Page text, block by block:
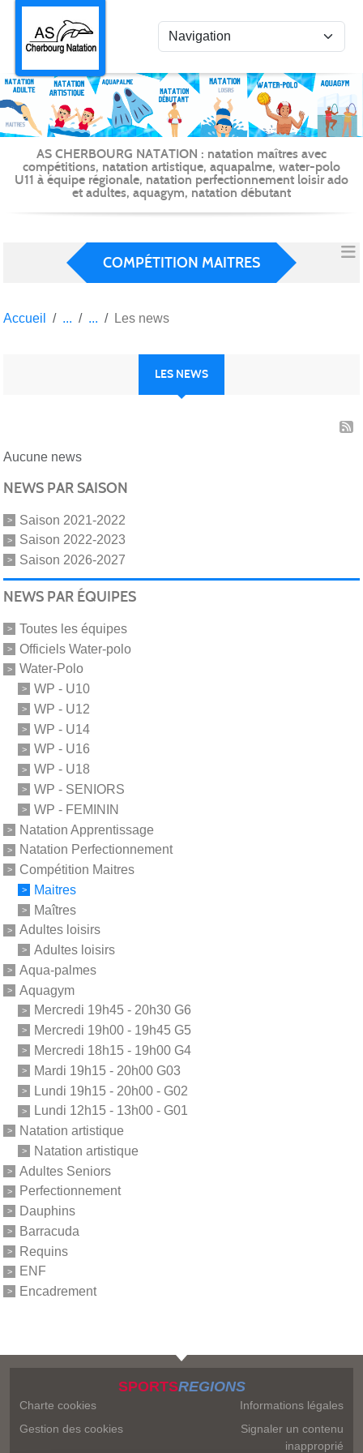
AS CHERBOURG NATATION : natation maîtres avec
compétitions, natation artistique, aquapalme, water-polo
U11 à équipe régionale, natation perfectionnement loisir ado
et adultes, aquagym, natation débutant
COMPÉTITION MAITRES
Accueil Les news
LES NEWS
Aucune news
NEWS PAR SAISON
Saison 2021-2022
Saison 2022-2023
Saison 2026-2027
NEWS PAR ÉQUIPES
Toutes les équipes
Officiels Water-polo
Water-Polo
WP - U10
WP - U12
WP - U14
WP - U16
WP - U18
WP - SENIORS
WP - FEMININ
Natation Apprentissage
Natation Perfectionnement
Compétition Maitres
Maitres
Maîtres
Adultes loisirs
Adultes loisirs
Aqua-palmes
Aquagym
Mercredi 19h45 - 20h30 G6
Mercredi 19h00 - 19h45 G5
Mercredi 18h15 - 19h00 G4
Mardi 19h15 - 20h00 G03
Lundi 19h15 - 20h00 - G02
Lundi 12h15 - 13h00 - G01
Natation artistique
Natation artistique
Adultes Seniors
Perfectionnement
Dauphins
Barracuda
Requins
ENF
Encadrement
SPORTSREGIONS
Charte cookies
Gestion des cookies
Informations légales
Signaler un contenu
inapproprié
Panneau de gestion des cookies